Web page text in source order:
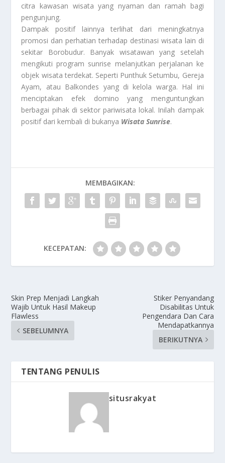
citra kawasan wisata yang nyaman dan ramah bagi
pengunjung.
Dampak positif lainnya terlihat dari meningkatnya
promosi dan perhatian terhadap destinasi wisata lain di
sekitar Borobudur. Banyak wisatawan yang setelah
mengikuti program sunrise melanjutkan perjalanan ke
objek wisata terdekat. Seperti Punthuk Setumbu, Gereja
Ayam, atau Balkondes yang di kelola warga. Hal ini
menciptakan efek domino yang menguntungkan
berbagai pihak di sektor pariwisata lokal. Inilah dampak
positif dari kembali di bukanya Wisata Sunrise.
MEMBAGIKAN:
KECEPATAN:
Skin Prep Menjadi Langkah
Wajib Untuk Hasil Makeup
Flawless
SEBELUMNYA
Stiker Penyandang
Disabilitas Untuk
Pengendara Dan Cara
Mendapatkannya
BERIKUTNYA
TENTANG PENULIS
situsrakyat